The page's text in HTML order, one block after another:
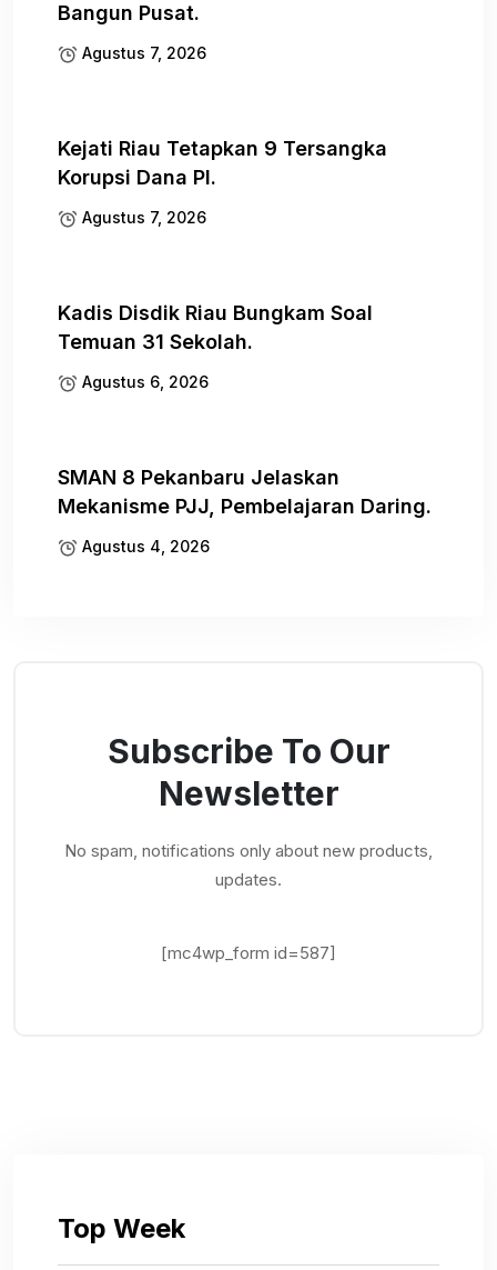
Bangun Pusat.
Agustus 7, 2026
Kejati Riau Tetapkan 9 Tersangka
Korupsi Dana PI.
Agustus 7, 2026
Kadis Disdik Riau Bungkam Soal
Temuan 31 Sekolah.
Agustus 6, 2026
SMAN 8 Pekanbaru Jelaskan
Mekanisme PJJ, Pembelajaran Daring.
Agustus 4, 2026
Subscribe To Our
Newsletter
No spam, notifications only about new products,
updates.
[mc4wp_form id=587]
Top Week